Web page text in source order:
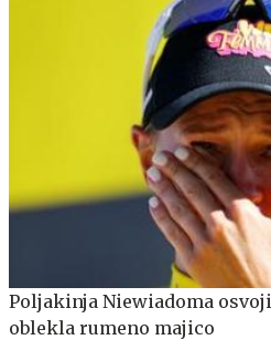
Poljakinja Niewiadoma
oblekla rumeno majico